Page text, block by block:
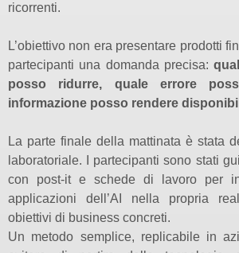
ricorrenti.
L’obiettivo non era presentare prodotti
partecipanti una domanda precisa:
posso ridurre, quale errore
informazione posso rendere
La parte finale della mattinata è stata
laboratoriale. I partecipanti sono stati
con post-it e schede di lavoro per
applicazioni dell’AI nella propria
obiettivi di business concreti.
Un metodo semplice, replicabile in